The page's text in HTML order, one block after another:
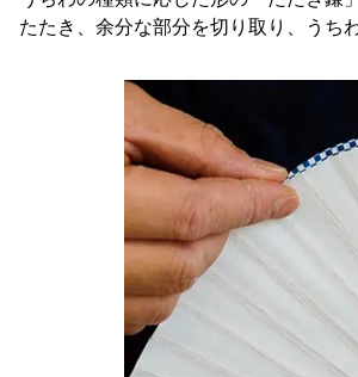
たたき、余分な部分を切り取り、うち